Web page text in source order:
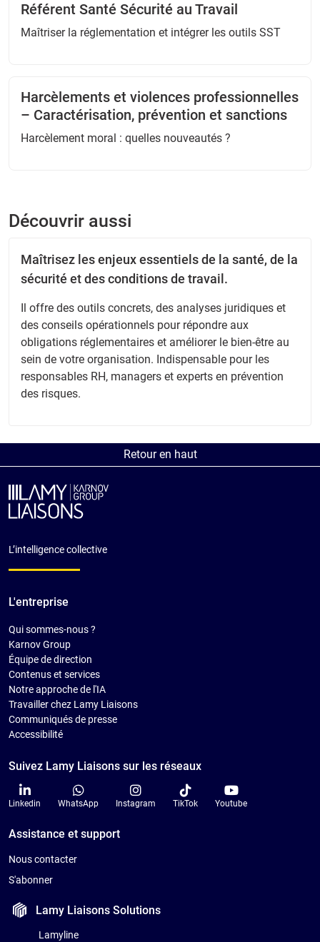
Référent Santé Sécurité au Travail
Maîtriser la réglementation et intégrer les outils SST
Harcèlements et violences professionnelles
– Caractérisation, prévention et sanctions
Harcèlement moral : quelles nouveautés ?
Découvrir aussi
Maîtrisez les enjeux essentiels de la santé, de la
sécurité et des conditions de travail.
Il offre des outils concrets, des analyses juridiques et
des conseils opérationnels pour répondre aux
obligations réglementaires et améliorer le bien-être au
sein de votre organisation. Indispensable pour les
responsables RH, managers et experts en prévention
des risques.
Retour en haut
L’intelligence collective
L'entreprise
Qui sommes-nous ?
Karnov Group
Équipe de direction
Contenus et services
Notre approche de l'IA
Travailler chez Lamy Liaisons
Communiqués de presse
Accessibilité
Suivez Lamy Liaisons sur les réseaux
Linkedin WhatsApp Instagram TikTok Youtube
Assistance et support
Nous contacter
S'abonner
Lamy LiaisonsSolutions
Lamyline